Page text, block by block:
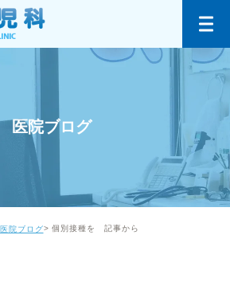
医院ブログ
医院ブログ 個別接種を 記事から